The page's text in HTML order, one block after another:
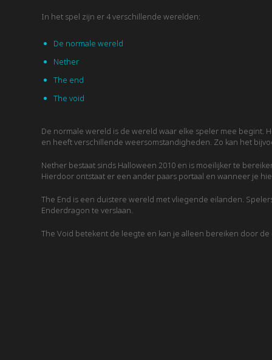
In het spel zijn er 4 verschillende werelden:
De normale wereld
Nether
The end
The void
De normale wereld is de wereld waar elke speler mee begint.
en heeft verschillende weersomstandigheden. Zo kan het
Nether bestaat sinds Halloween 2010 en is moeilijker te
Hierdoor ontstaat er een ander paars portaal en wanneer je
The End is een duistere wereld met vliegende eilanden.
Enderdragon te verslaan.
The Void betekent de leegte en kan je alleen bereiken door